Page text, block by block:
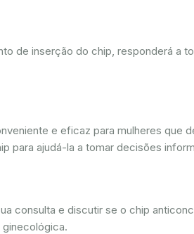
de inserção do chip, responderá a
e eficaz para mulheres que
para ajudá-la a tomar decisões
consulta e discutir se o chip